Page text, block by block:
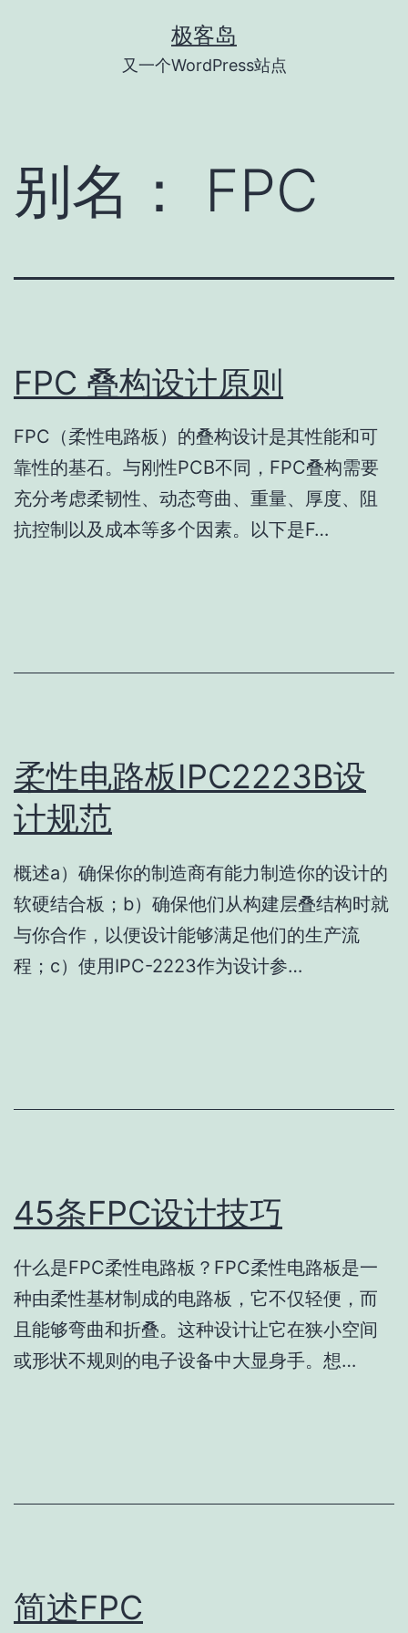
极客岛
又一个WordPress站点
别名： FPC
FPC 叠构设计原则
FPC（柔性电路板）的叠构设计是其性能和可
靠性的基石。与刚性PCB不同，FPC叠构需要
充分考虑柔韧性、动态弯曲、重量、厚度、阻
抗控制以及成本等多个因素。以下是F…
柔性电路板IPC2223B设
计规范
概述a）确保你的制造商有能力制造你的设计的
软硬结合板；b）确保他们从构建层叠结构时就
与你合作，以便设计能够满足他们的生产流
程；c）使用IPC-2223作为设计参…
45条FPC设计技巧
什么是FPC柔性电路板？FPC柔性电路板是一
种由柔性基材制成的电路板，它不仅轻便，而
且能够弯曲和折叠。这种设计让它在狭小空间
或形状不规则的电子设备中大显身手。想…
简述FPC